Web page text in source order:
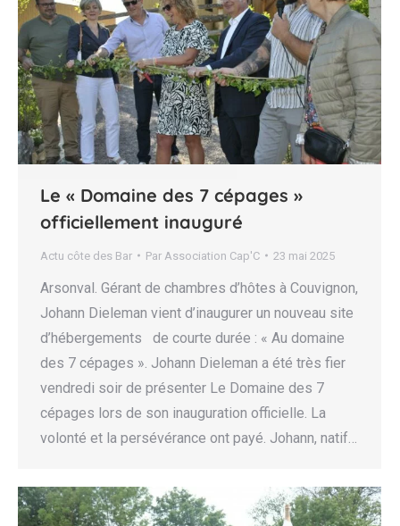
Le « Domaine des 7 cépages »
officiellement inauguré
Actu côte des Bar Par Association Cap'C 23 mai 2025
Arsonval. Gérant de chambres d’hôtes à Couvignon,
Johann Dieleman vient d’inaugurer un nouveau site
d’hébergements de courte durée : « Au domaine
des 7 cépages ». Johann Dieleman a été très fier
vendredi soir de présenter Le Domaine des 7
cépages lors de son inauguration officielle. La
volonté et la persévérance ont payé. Johann, natif…